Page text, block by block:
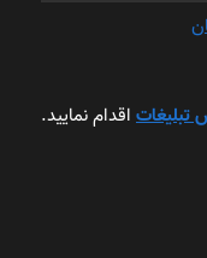
تبلیغات اقدام نمایید.